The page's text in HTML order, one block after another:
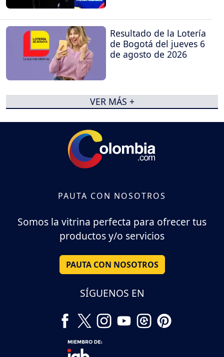
Resultado de la Lotería
de Bogotá del jueves 6
de agosto de 2026
VER MÁS +
PAUTA CON NOSOTROS
Somos la vitrina perfecta para ofrecer tus
productos y/o servicios
PAUTA CON NOSOTROS
SÍGUENOS EN